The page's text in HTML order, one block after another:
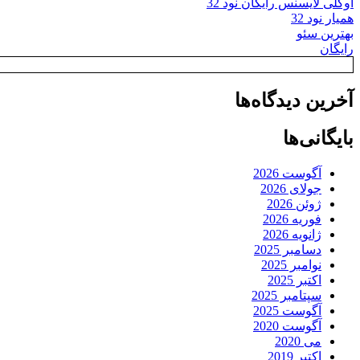
همیار نود 32
بهترین سئو
رایگان
آخرین دیدگاه‌ها
بایگانی‌ها
آگوست 2026
جولای 2026
ژوئن 2026
فوریه 2026
ژانویه 2026
دسامبر 2025
نوامبر 2025
اکتبر 2025
سپتامبر 2025
آگوست 2025
آگوست 2020
می 2020
اکتبر 2019